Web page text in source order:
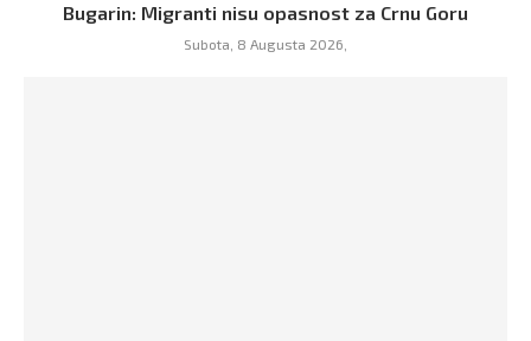
Bugarin: Migranti nisu opasnost za Crnu Goru
Subota, 8 Augusta 2026,